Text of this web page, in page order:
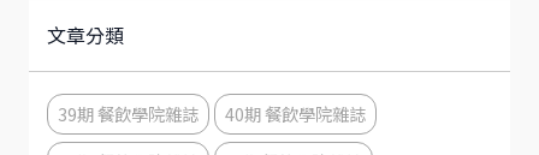
文章分類
39期 餐飲學院雜誌
40期 餐飲學院雜誌